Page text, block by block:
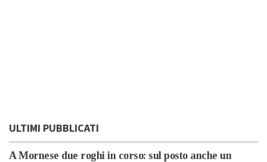
ULTIMI PUBBLICATI
A Mornese due roghi in corso: sul posto anche un